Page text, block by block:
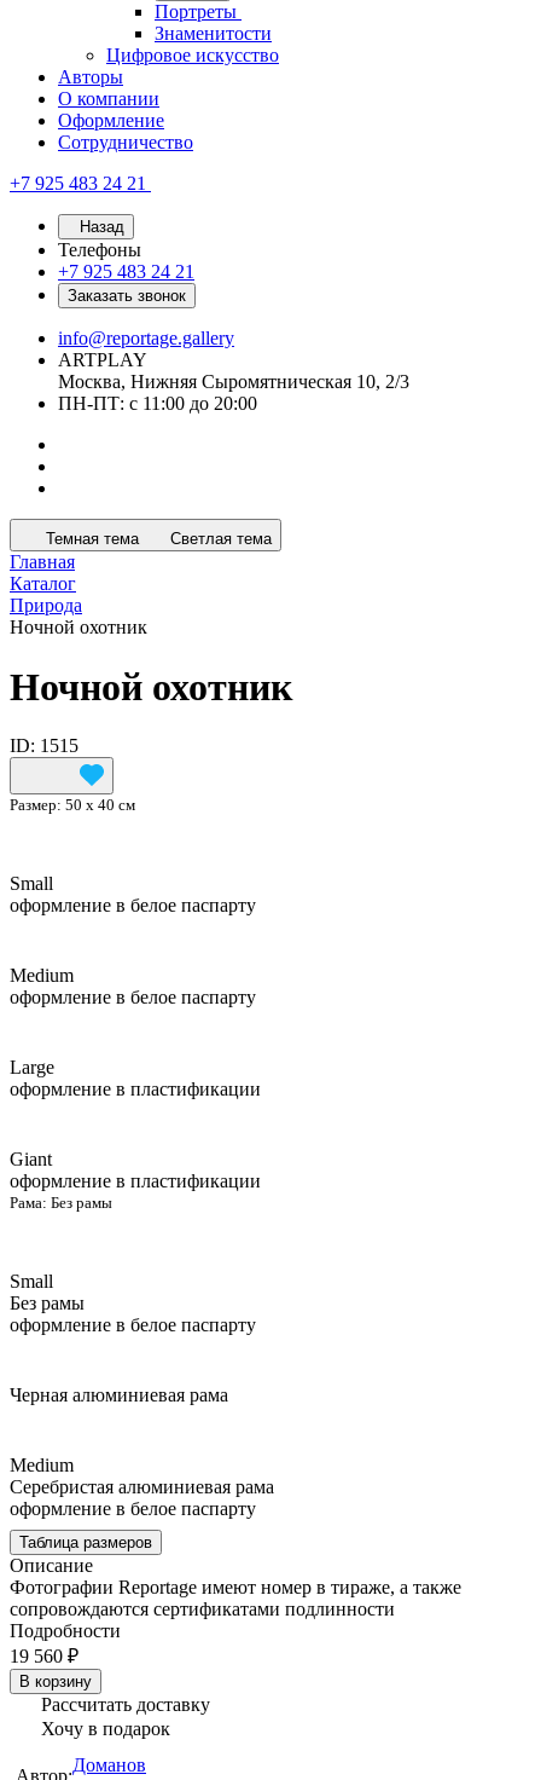
Портреты
Знаменитости
Цифровое искусство
Авторы
О компании
Оформление
Сотрудничество
+7 925 483 24 21
Назад
Телефоны
+7 925 483 24 21
Заказать звонок
info@reportage.gallery
ARTPLAY
Москва, Нижняя Сыромятническая 10, 2/3
ПН-ПТ: с 11:00 до 20:00
Темная тема Светлая тема
Главная
Каталог
Природа
Ночной охотник
Ночной охотник
ID: 1515
Размер: 50 х 40 см
Small
оформление в белое паспарту
Medium
оформление в белое паспарту
Large
оформление в пластификации
Giant
оформление в пластификации
Рама: Без рамы
Small
Без рамы
оформление в белое паспарту
Черная алюминиевая рама
Medium
Серебристая алюминиевая рама
оформление в белое паспарту
Таблица размеров
Описание
Фотографии Reportage имеют номер в тираже, а также
сопровождаются сертификатами подлинности
Подробности
19 560 ₽
В корзину
Рассчитать доставку
Хочу в подарок
Доманов